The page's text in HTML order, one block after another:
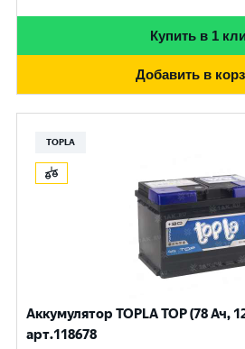
Купить в 1
Добавить в
TOPLA
Аккумулятор TOPLA TOP (78 Ач,
арт.118678